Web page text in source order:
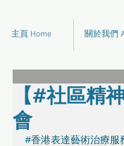
主頁 Home 關於我們
【#社區精
會
#香港表達藝術治療服